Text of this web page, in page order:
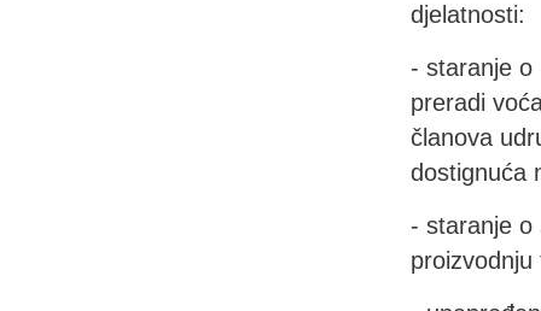
djelatnosti:
- staranje o
preradi
članova
dostignuća
- staranje o